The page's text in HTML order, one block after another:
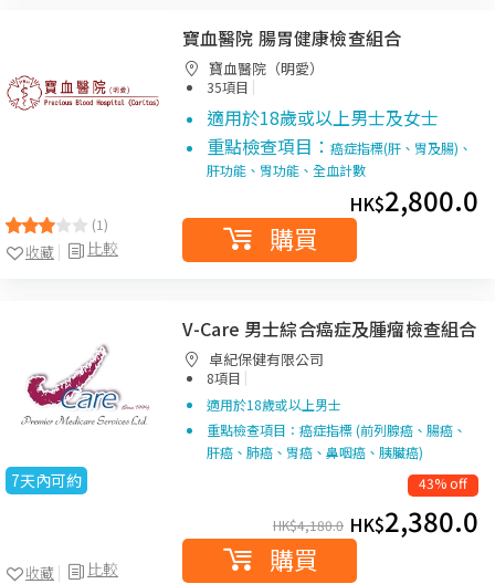
(1)
比較
收藏
寶血醫院 腸胃健康檢查組合
寶血醫院（明愛）
35項目 |
適用於18歲或以上男士及女士
重點檢查項目： 癌症指標(肝、胃及腸)、
肝功能、胃功能、全血計數
HK$2,800.0
購買
7天內可約
比較
收藏
V-Care 男士綜合癌症及腫瘤檢查組合
卓紀保健有限公司
8項目 |
適用於18歲或以上男士
重點檢查項目：癌症指標 (前列腺癌、腸癌、
肝癌、肺癌、胃癌、鼻咽癌、胰臟癌)
43% off
HK$4,180.0 HK$2,380.0
購買